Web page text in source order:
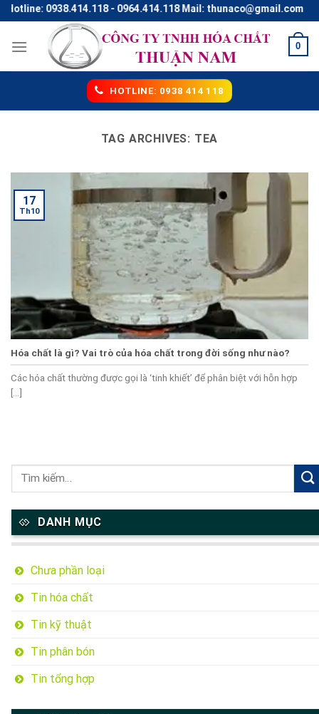
Skip
to
content
0938.414.118 - 0964.414.118 Mail: thunaco@gmail.com
0
HOTLINE: 0938 414 118
TAG ARCHIVES: TEA
Hóa chất là gì? Vai trò của hóa chất trong đời sống như nào?
Các hóa chất thường được gọi là ‘tinh khiết’ để phân biệt với hỗn hợp
[...]
17
Th10
DANH MỤC
Chưa phần loại
Tin hóa chất
Tin kỹ thuật
Tin phân bón
Tin tổng hợp